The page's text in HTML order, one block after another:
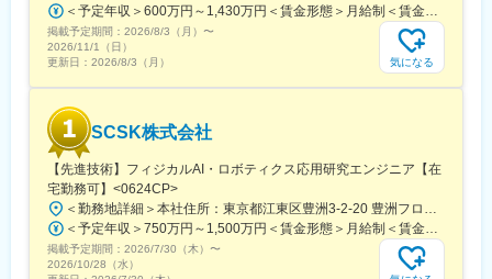
■想定配属部署構成：
広島車載開発センター開発四課電子システム開発係（係長以下12
名)
インド拠点実装設計を担当。
※東京の拠点には同じ係のメンバーがいないためチームとの連携は
全て遠隔になります。
■企業の特徴／魅力：
商社機能を持ち、自社工場を持たず関係会社との連携で事業展
開。現場改善やコミュニケーション力を活かせるフィールドで
す。
＜予定年収＞600万円～1,430万円＜賃金形態＞月給制＜賃金内訳＞月額（基本給）：280,000円～746,000円＜月給＞280,000円～746,000円＜昇給有無＞有＜残業手当＞有＜給与補足＞■昇給：年1回■賞与：年2回（6.1か月分） ＜年収例＞29歳（大卒入社7年目）650万円（残業代含まず）32歳（大卒入社10年目）750万円（残業代含まず）35歳（大卒入社13年目）850万円（残業代含まず）40歳（大卒入社18年目）1320万円※管理職の場合賃金はあくまでも目安の金額であり、選考を通じて上下する可能性があります。月給(月額)は固定手当を含めた表記です。
掲載予定期間： 2026/8/3（月） 〜
2026/11/1（日）
更新日： 2026/8/3（月） 気になる
SCSK株式会社
【先進技術】フィジカルAI・ロボティクス応用研究エンジニア【在
宅勤務可】<0624CP>
＜勤務地詳細＞本社住所：東京都江東区豊洲3-2-20 豊洲フロント勤務地最寄駅：各線／豊洲駅受動喫煙対策：屋内全面禁煙変更の範囲：会社の定める事業所（リモートワーク含む）
＜予定年収＞750万円～1,500万円＜賃金形態＞月給制＜賃金内訳＞月額（基本給）：369,100円～703,000円固定残業手当/月：106,800円～200,700円（固定残業時間34時間0分/月）超過した時間外労働の残業手当は追加支給＜月給＞475,900円～903,700円（一律手当を含む）＜昇給有無＞有＜残業手当＞有＜給与補足＞■賞与実績：年2回（6月／12月）賃金はあくまでも目安の金額であり、選考を通じて上下する可能性があります。月給(月額)は固定手当を含めた表記です。
掲載予定期間： 2026/7/30（木） 〜
2026/10/28（水）